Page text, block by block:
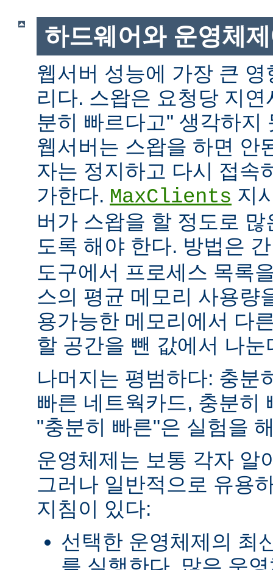
하드웨어와 운영체
웹서버 성능에 가장 큰
리다. 스왑은 요청당 지
분히 빠르다고" 생각하지
웹서버는 스왑을 하면 안
자는 정지하고 다시 접속
가한다. MaxClients 지
버가 스왑을 할 정도로
도록 해야 한다. 방법은
도구에서 프로세스 목록
스의 평균 메모리 사용량
용가능한 메모리에서 다
할 공간을 뺀 값에서 나눈
나머지는 평범하다: 충분
빠른 네트웍카드, 충분히
"충분히 빠른"은 실험을
운영체제는 보통 각자 알
그러나 일반적으로 유용
지침이 있다:
선택한 운영체제의 최